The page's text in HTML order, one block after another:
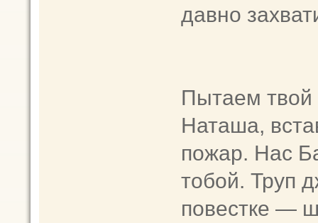
давно
Пытаем твой
Наташа,
пожар. Нас
тобой. Труп
повестке —